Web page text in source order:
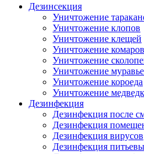
Дезинсекция
Уничтожение
Уничтожение клопов
Уничтожение клещей
Уничтожение комаров
Уничтожение
Уничтожение
Уничтожение короеда
Уничтожение
Дезинфекция
Дезинфекция после
Дезинфекция
Дезинфекция вирусов
Дезинфекция